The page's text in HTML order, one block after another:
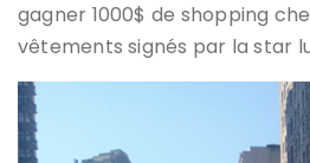
gagner 1000$ de shopping
vêtements signés par la star